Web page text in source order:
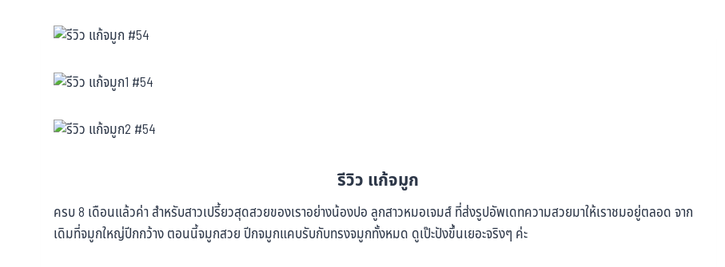
รีวิว แก้จมูก
ครบ 8 เดือนแล้วค่า สำหรับสาวเปรี้ยวสุดสวยของเราอย่างน้องปอ ลูกสาวหมอเจมส์ ที่ส่งรูปอัพเดทความสวยมาให้เราชมอยู่ตลอด จาก
เดิมที่จมูกใหญ่ปีกกว้าง ตอนนี้จมูกสวย ปีกจมูกแคบรับกับทรงจมูกทั้งหมด ดูเป๊ะปังขึ้นเยอะจริงๆ ค่ะ